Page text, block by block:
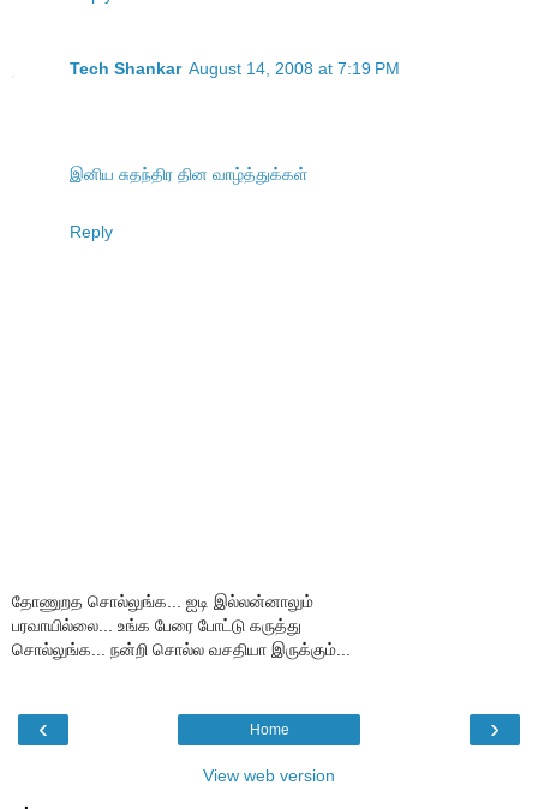
Tech Shankar August 14, 2008 at 7:19 PM
இனிய சுதந்திர தின வாழ்த்துக்கள்
Reply
தோணுறத சொல்லுங்க... ஐடி இல்லன்னாலும்
பரவாயில்லை... உங்க பேரை போட்டு கருத்து
சொல்லுங்க... நன்றி சொல்ல வசதியா இருக்கும்...
‹ ›
Home
View web version